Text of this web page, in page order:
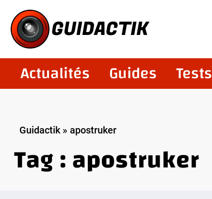
contenu
GUIDACTIK
Actualités Guides Tests
Guidactik» apostruker
Tag : apostruker